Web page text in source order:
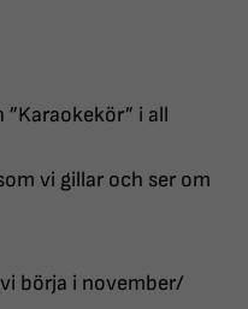
i all
vi gillar och ser om
börja i november/